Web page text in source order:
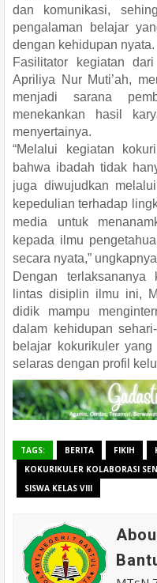
dan komunikasi,
pengalaman belajar
dengan kehidupan nyata.
Fasilitator kegiatan
Apriliya Nur Muti’ah,
menjadi sarana
menekankan hasil
menyertainya.
“Melalui kegiatan
bahwa ibadah tidak
juga diwujudkan
kepedulian terhadap
media untuk
kepada ilmu
secara nyata,”
Dengan terlaksananya
lintas disiplin ilmu ini,
didik mampu
dalam kehidupan
belajar kokurikuler
selaras dengan profil
TAGS: BERITA FIKIH
KOKURIKULER KOLABORASI
SISWA KELAS VIII